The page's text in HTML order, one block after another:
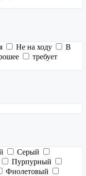
Не на ходу
В
требует
Серый
Пурпурный
Фиолетовый